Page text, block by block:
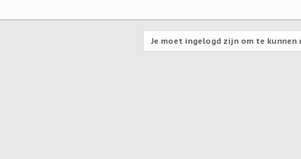
Je moet ingelogd zijn om te kunnen